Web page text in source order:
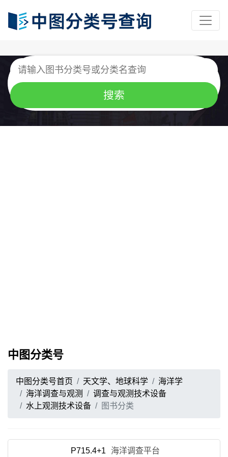
中图分类号
中图分类号首页 天文学、地球科学
海洋学
海洋调查与观测
调查与观测技术设备
水上观测技术设备
图书分类
P715.4+1 海洋调查平台